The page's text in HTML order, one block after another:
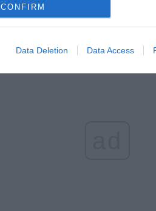
CONFIRM
Data Deletion Data Access